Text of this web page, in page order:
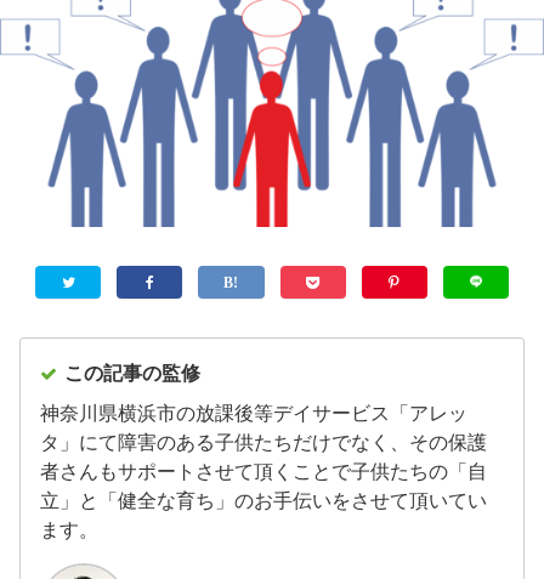
この記事の監修
神奈川県横浜市の放課後等デイサービス「アレッ
タ」にて障害のある子供たちだけでなく、その保護
者さんもサポートさせて頂くことで子供たちの「自
立」と「健全な育ち」のお手伝いをさせて頂いてい
ます。